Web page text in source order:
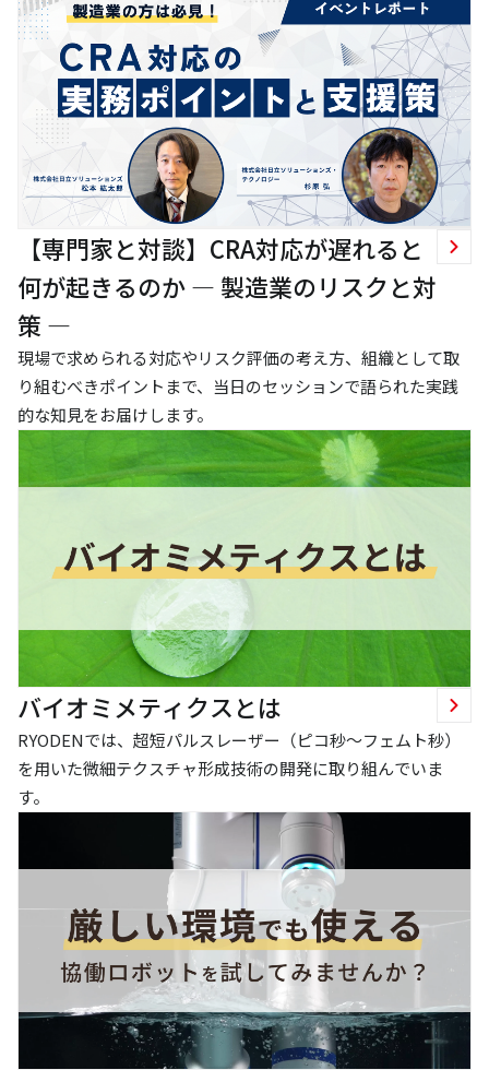
【専門家と対談】CRA対応が遅れると
何が起きるのか ― 製造業のリスクと対
策 ―
現場で求められる対応やリスク評価の考え方、組織として取
り組むべきポイントまで、当日のセッションで語られた実践
的な知見をお届けします。
バイオミメティクスとは
RYODENでは、超短パルスレーザー（ピコ秒～フェムト秒）
を用いた微細テクスチャ形成技術の開発に取り組んでいま
す。